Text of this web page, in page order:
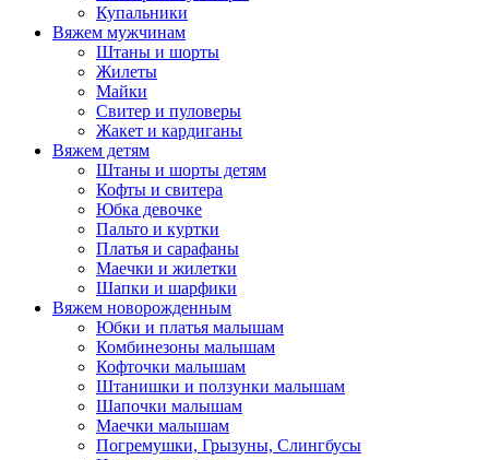
Купальники
Вяжем мужчинам
Штаны и шорты
Жилеты
Майки
Свитер и пуловеры
Жакет и кардиганы
Вяжем детям
Штаны и шорты детям
Кофты и свитера
Юбка девочке
Пальто и куртки
Платья и сарафаны
Маечки и жилетки
Шапки и шарфики
Вяжем новорожденным
Юбки и платья малышам
Комбинезоны малышам
Кофточки малышам
Штанишки и ползунки малышам
Шапочки малышам
Маечки малышам
Погремушки, Грызуны, Слингбусы